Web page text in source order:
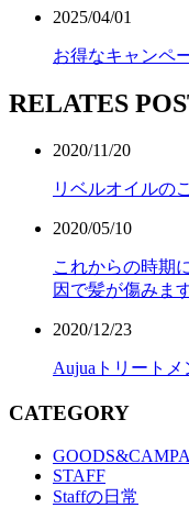
2025/04/01
お得なキャンペ
RELATES
2020/11/20
リベルオイルの
2020/05/10
これからの時期
因で髪が傷みま
2020/12/23
Aujuaトリート
CATEGORY
STAFF
Staffの日常